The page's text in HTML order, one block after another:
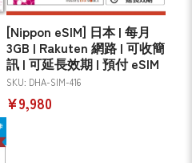
[Nippon eSIM] 日本 | 每月
3GB | Rakuten 網路 | 可收簡
訊 | 可延長效期 | 預付 eSIM
SKU: DHA-SIM-416
¥9,980